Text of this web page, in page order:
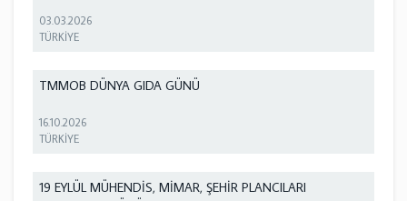
03.03.2026
TÜRKİYE
TMMOB DÜNYA GIDA GÜNÜ
16.10.2026
TÜRKİYE
19 EYLÜL MÜHENDİS, MİMAR, ŞEHİR PLANCILARI